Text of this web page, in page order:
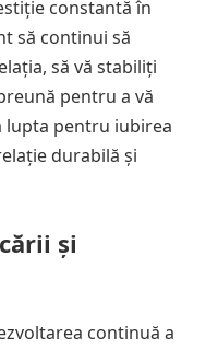
constantă în
să continui să
să vă stabiliți
pentru a vă
lupta pentru iubirea
durabilă și
și
continuă a